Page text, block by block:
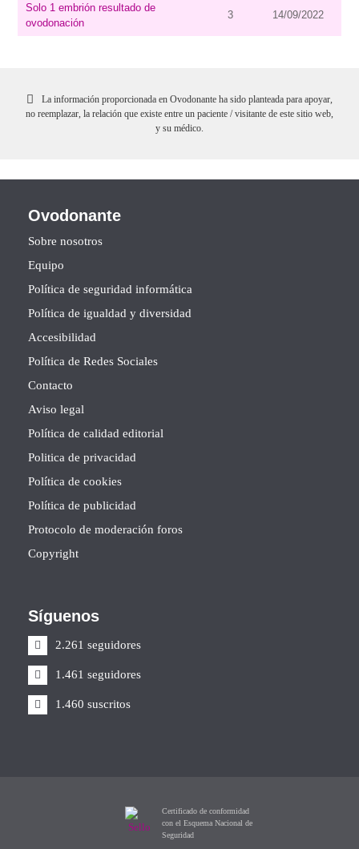
Solo 1 embrión resultado de
ovodonación
3 14/09/2022
La información proporcionada en Ovodonante ha sido planteada para apoyar,
no reemplazar, la relación que existe entre un paciente / visitante de este sitio web,
y su médico.
Ovodonante
Sobre nosotros
Equipo
Política de seguridad informática
Política de igualdad y diversidad
Accesibilidad
Política de Redes Sociales
Contacto
Aviso legal
Política de calidad editorial
Politica de privacidad
Política de cookies
Política de publicidad
Protocolo de moderación foros
Copyright
Síguenos
2.261 seguidores
1.461 seguidores
1.460 suscritos
Certificado de conformidad
con el Esquema Nacional de
Seguridad